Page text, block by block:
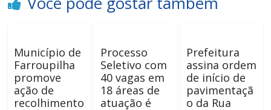
Município de
Farroupilha
promove
ação de
recolhimento
Processo
Seletivo com
40 vagas em
18 áreas de
atuação é
Prefeitura
assina ordem
de início de
pavimentaçã
o da Rua